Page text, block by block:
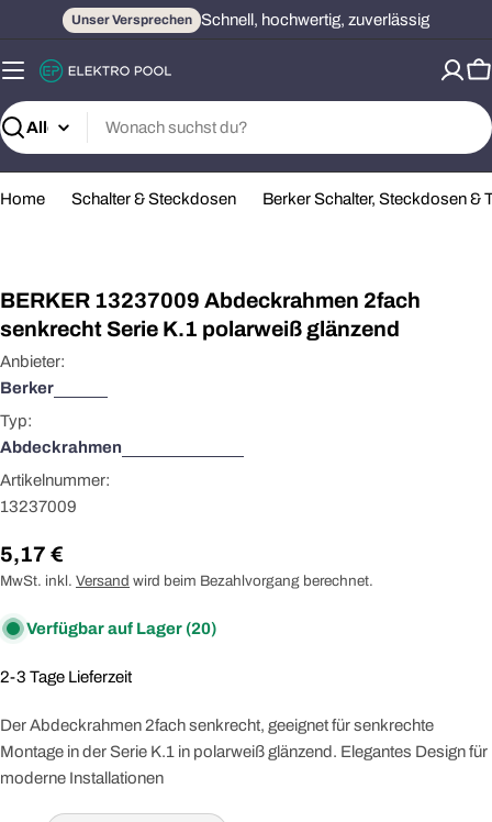
Inhalt
springen
Unser Versprechen Schnell, hochwertig, zuverlässig
Suchen
Home Schalter & Steckdosen Berker Schalter, Steckdosen &
BERKER 13237009 Abdeckrahmen 2fach
senkrecht Serie K.1 polarweiß glänzend
Anbieter:
Berker
Typ:
Abdeckrahmen
Artikelnummer:
13237009
Regulärer
Preis
5,17 €
MwSt. inkl. Versand wird beim Bezahlvorgang berechnet.
Verfügbar auf Lager (20)
2-3 Tage Lieferzeit
Der Abdeckrahmen 2fach senkrecht, geeignet für senkrechte
Montage in der Serie K.1 in polarweiß glänzend. Elegantes Design für
moderne Installationen